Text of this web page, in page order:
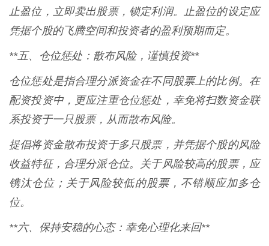
止盈位，立即卖出股票，锁定利润。止盈位的设定应
凭据个股的飞腾空间和投资者的盈利预期而定。
**五、仓位惩处：散布风险，谨慎投资**
仓位惩处是指合理分派资金在不同股票上的比例。在
配资投资中，更应注重仓位惩处，幸免将扫数资金联
系投资于一只股票，从而散布风险。
提倡将资金散布投资于多只股票，并凭据个股的风险
收益特征，合理分派仓位。关于风险较高的股票，应
镌汰仓位；关于风险较低的股票，不错顺应加多仓
位。
**六、保持安稳的心态：幸免心理化来回**